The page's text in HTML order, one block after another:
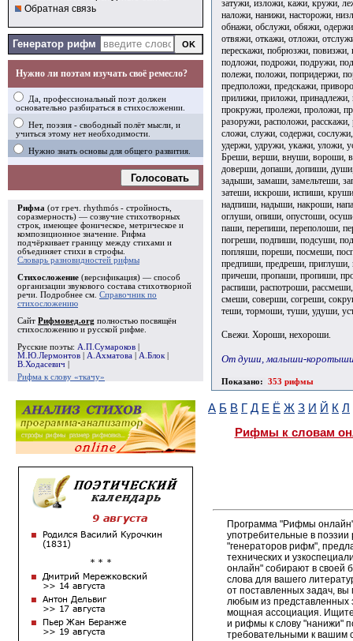
Обратная связь
Генератор рифм
Нужно ли поэтам изучать своё ремесло?
Да, профессиональный поэт должен
основательно разбираться в стихосложении.
Нет, поэзия - свободный полёт мысли, и
учиться этому нет необходимости.
Нужно знать основы для общего развития.
Голосовать
Рифма (от греч. rhythmós - стройность,
соразмерность) — созвучие стихотворных
строк, имеющее фоническое, метрическое и
композиционное значение. Рифма
подчёркивает границу между стихами и
объединяет стихи в строфы
Словарь разновидностей рифмы
Стихосложение (версификация) — способ
организации звукового состава стихотворной
речи. Подробнее см. Справочник по
стихосложению
Сайт Рифмовед.org полностью посвящён
стихосложению и русской рифме.
Русские поэты: А.П.Сумароков
М.Ю.Лермонтов
А.Ахматова А.Блок
В.Ходасевич
Рифма к слову «ткачу»
затужи, изложи, кажи, кружи,
наложи, нанижи, насторожи,
обнажи, обслужи, обяжи,
отвяжи, откажи, отложи,
перескажи, побрюзжи,
подложи, подрожи, подружи,
полежи, положи, попридержи,
предположи, предскажи,
прилижи, приложи,
прокружи, пролежи, проложи,
разоружи, расположи,
сложи, служи, содержи,
удержи, удружи, укажи, уложи,
Бреши, верши, внуши, вороши,
доверши, допаши, допиши,
задыши, замаши, замельтеши,
затеши, искроши, испиши,
надпиши, надыши, накроши,
оглуши, опиши, опустоши,
паши, перепиши, переполоши,
погреши, подпиши, подсуши,
попляши, пореши, посмеши,
предпиши, предреши,
причеши, пропаши, пропиши,
распиши, распотроши,
смеши, соверши, согреши,
теши, тормоши, туши, удуши,
Свежи. Хороши, нехороши.
От души, малыши-
Показано: 353 рифмы
А Б В Г Д Е Ё Ж З И Й К Л
Рифмы к словам
Программа "Рифмы
употребительные в
"генераторов рифм",
технических и
онлайн" собирают в своей
слова для вашего
от поставленных задач,
любым из
мощная ассоциация. Ищите
и рифмы к слову "нанижи"
требовательными к вашим